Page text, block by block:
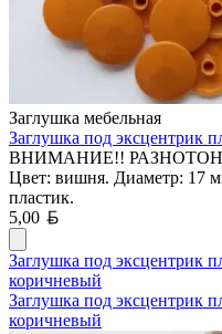
Заглушка мебельная
Заглушка под эксцентрик
ВНИМАНИЕ!!
Цвет: вишня. Диаметр: 17
пластик.
5,00
Заглушка под эксцентрик
коричневый
Заглушка под эксцентрик
коричневый